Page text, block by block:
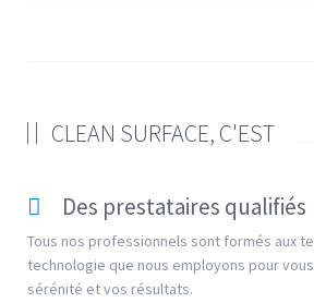
CLEAN SURFACE, C'EST
Des prestataires qualifiés
Tous nos professionnels sont formés aux
technologie que nous employons pour
sérénité et vos résultats.